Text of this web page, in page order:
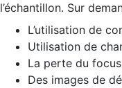
l’échantillon. Sur
L’utilisation de
Utilisation de
La perte du
Des images de